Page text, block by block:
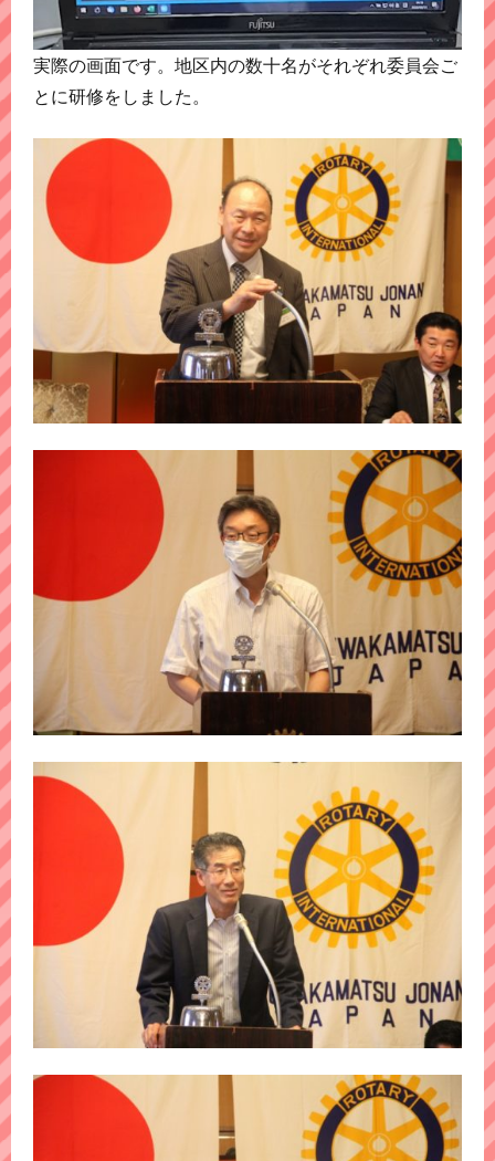
実際の画面です。地区内の数十名がそれぞれ委員会ご
とに研修をしました。